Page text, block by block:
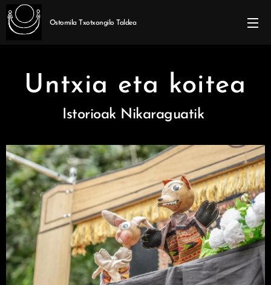
Ostomila Txotxongilo Taldea
Untxia eta koitea
Istorioak Nikaraguatik